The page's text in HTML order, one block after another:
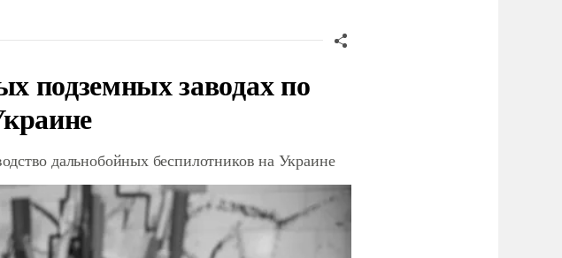
заводах по
дальнобойных беспилотников на Украине